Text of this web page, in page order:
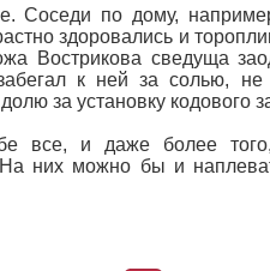
Соседи по дому,
здоровались и
Вострикова сведуща
к ней за солью,
за установку кодового
все, и даже более
них можно бы и